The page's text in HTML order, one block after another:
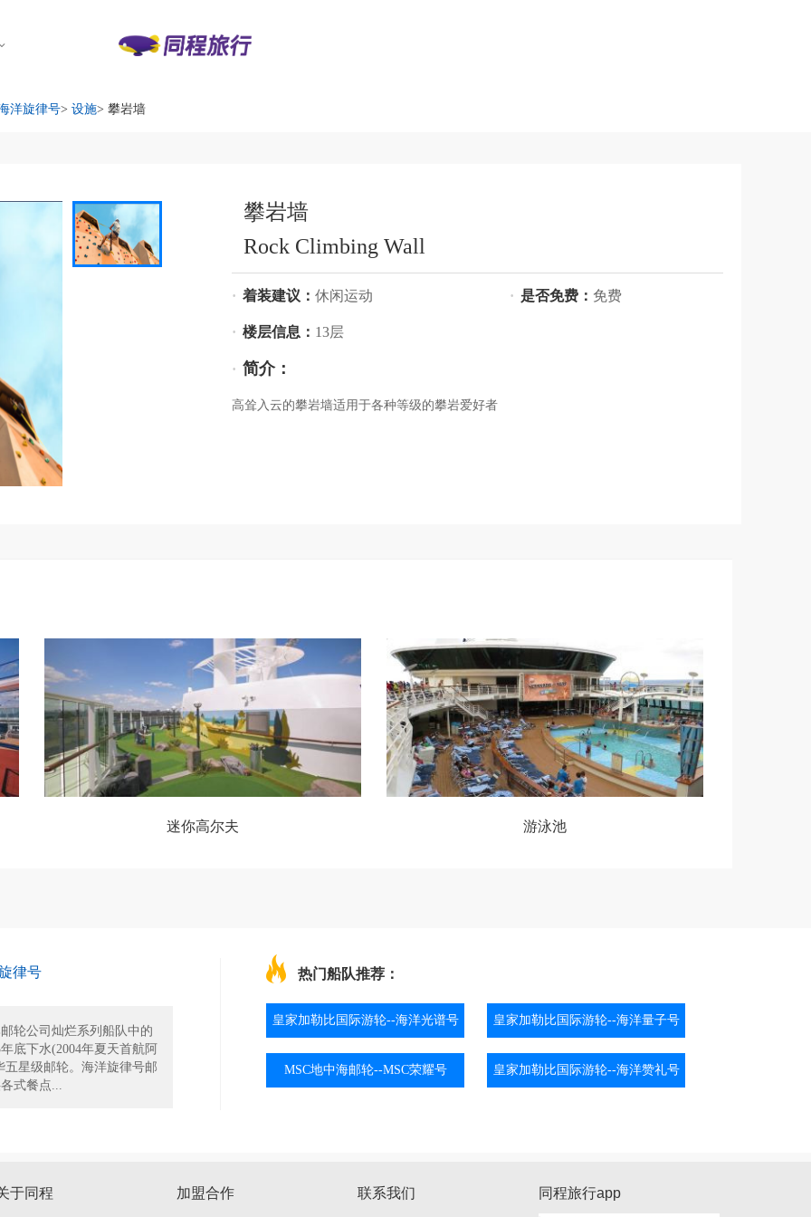
洋旋律号> 设施> 攀岩墙
攀岩墙
Rock Climbing Wall
· 着装建议： 休闲运动 · 是否免费： 免费
· 楼层信息： 13层
· 简介：
高耸入云的攀岩墙适用于各种等级的攀岩爱好者
迷你高尔夫 游泳池
律号
轮公司灿烂系列船队中的
底下水(2004年夏天首航阿
五星级邮轮。海洋旋律号邮
式餐点...
热门船队推荐：
皇家加勒比国际游轮--海洋光谱号 皇家加勒比国际游轮--海洋量子号
MSC地中海邮轮--MSC荣耀号 皇家加勒比国际游轮--海洋赞礼号
于同程 加盟合作 联系我们 同程旅行app